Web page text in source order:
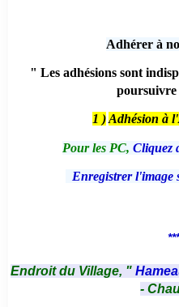
Adhérer à
" Les adhésions sont
poursuivre
1 ) Adhésion à
Pour les PC, Cliquez
Enregistrer l'image
Endroit du Village, "
-